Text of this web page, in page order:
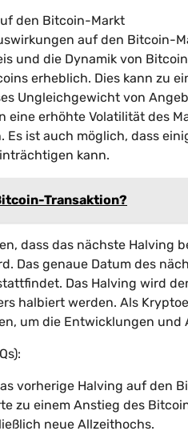
den Bitcoin-Markt
auf den Bitcoin-
und die Dynamik von
erheblich. Dies kann zu
Ungleichgewicht von
eine erhöhte Volatilität des
ist auch möglich, dass
kann.
Transaktion?
dass das nächste Halving
Das genaue Datum des
Das Halving wird
halbiert werden. Als
um die Entwicklungen
vorherige Halving auf den
zu einem Anstieg des
neue Allzeithochs.